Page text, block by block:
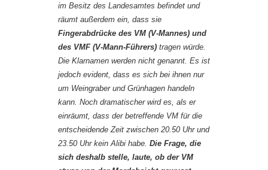
im Besitz des Landesamtes befindet und
räumt au­ßerdem ein, dass sie
Fingerabdrücke des VM (V-Mannes) und
des VMF (V-Mann-Führers) tragen würde.
Die Klarnamen werden nicht genannt. Es ist
jedoch evident, dass es sich bei ihnen nur
um Weingraber und Grünhagen handeln
kann. Noch dramatischer wird es, als er
einräumt, dass der betreffende VM für die
entscheidende Zeit zwischen 20.50 Uhr und
23.50 Uhr kein Alibi habe. Die Frage, die
sich deshalb stelle, laute, ob der VM